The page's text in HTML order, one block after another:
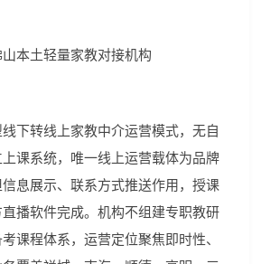
本土轻量家教对接机构
下转线上家教中介运营模式，无自
课系统，唯一线上运营载体为品牌
息展示、联系方式推送作用，授课
播软件完成。机构不组建专职教研
课程体系，运营定位聚焦即时性、